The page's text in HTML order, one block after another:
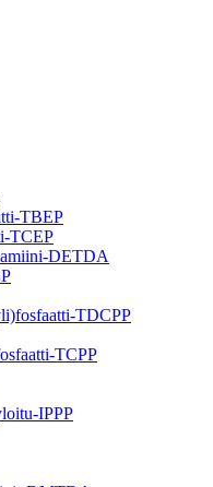
TBEP
TCEP
DETDA
TDCPP
TCPP
IPPP